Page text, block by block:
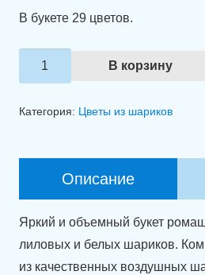
В букете 29 цветов.
Количество
товара
В корзину
Категория: Цветы из шариков
Описание
Яркий и объемный букет
лиловых и белых шариков.
из качественных воздушных